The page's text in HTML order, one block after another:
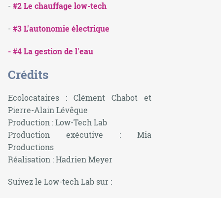
- #2 Le chauffage low-tech
- #3 L'autonomie électrique
- #4 La gestion de l'eau
Crédits
Ecolocataires : Clément Chabot et
Pierre-Alain Lévêque
Production : Low-Tech Lab
Production exécutive : Mia
Productions
Réalisation : Hadrien Meyer
Suivez le Low-tech Lab sur :